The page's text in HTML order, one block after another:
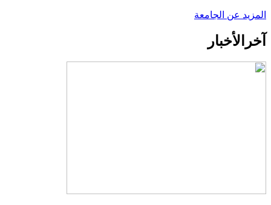
المزيد عن الجامعة
آخر الأخبار